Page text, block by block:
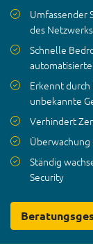
Umfassender
des Netzwerks
Schnelle
Erkennt
unbekannte
Verhindert
Überwachung
Ständig
Security